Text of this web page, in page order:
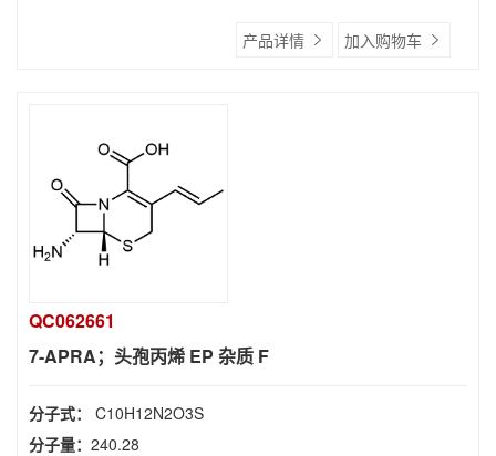
产品详情 加入购物车
QC062661
7-APRA；头孢丙烯 EP 杂质 F
分子式： C10H12N2O3S
分子量： 240.28